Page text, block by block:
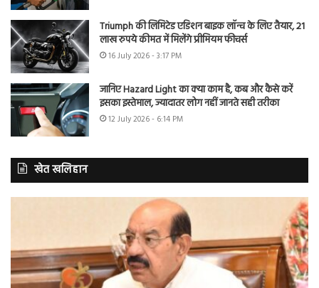
Triumph की लिमिटेड एडिशन बाइक लॉन्च के लिए तैयार, 21
लाख रुपये कीमत में मिलेंगे प्रीमियम फीचर्स
16 July 2026 - 3:17 PM
जानिए Hazard Light का क्या काम है, कब और कैसे करें
इसका इस्तेमाल, ज्यादातर लोग नहीं जानते सही तरीका
12 July 2026 - 6:14 PM
खेत खलिहान